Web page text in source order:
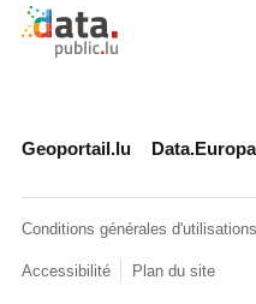
Retour à l'accueil de
Geoportail.lu
Conditions générales d'utilisations
Accessibilité Plan du site